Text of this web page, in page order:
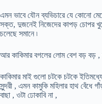
এমন ভাবে যৌন ব্যভিচারে যে কোনো
সক্ত, দুজনেই নিজেদের কাপড় চোপর খুলে
চলেছে সমানে ৷
আর কাকিমার বগলের লোম বেশ বড় বড়
কাকিমার মাই গুলো চটকে চটকে
সুন্দরী , এমন কামুকি মহিলার হাথ বেঁধে
বাছা , ওটা ঢোকাবি না ,